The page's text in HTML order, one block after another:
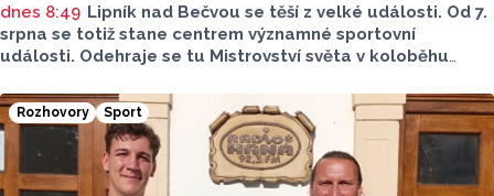
dnes 8:49 Lipník nad Bečvou se těší z velké události. Od 7.
srpna se totiž stane centrem významné sportovní
události. Odehraje se tu Mistrovství světa v koloběhu
budou poměřovat v atraktivních disciplínách.
Reprezentovat budou i místní závodníci v čele
s úřadujícím mistrem světa Romanem Matyášem.
Rozhovory Sport